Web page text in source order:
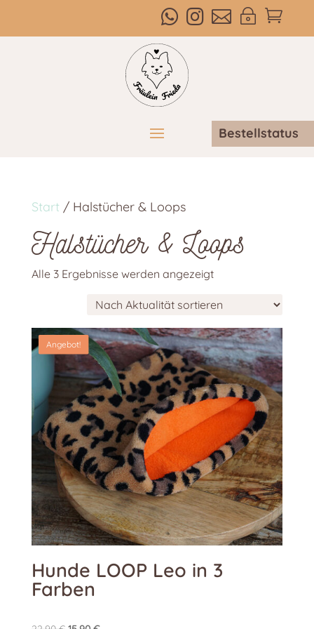

~



Bestellstatus
Start / Halstücher & Loops
Halstücher & Loops
Alle 3 Ergebnisse werden angezeigtNach
sortiert
Angebot!
Hunde LOOP Leo in 3
Farben